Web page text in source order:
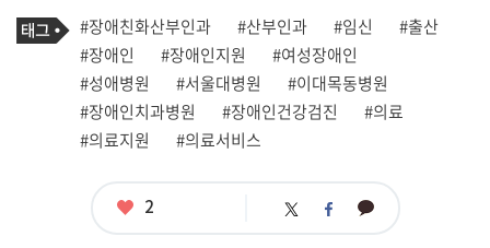
기
사
관
련
태
그
태
그
#장애친화산부인과 #산부인과 #임신
#출산
#장애인
#장애인지원
#여성장애인
#성애병원
#서울대병원
#이대목동병원
#장애인치과병원
#장애인건강검진
#의료
#의료지원
#의료서비스
좋
2 트 페 카